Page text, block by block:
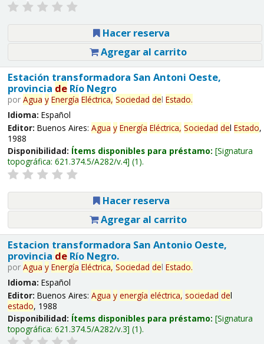
Hacer reserva
Agregar al carrito
Estación transformadora San Antoni Oeste,
provincia deRío Negro
por Agua y Energía Eléctrica, Sociedad del Estado.
Idioma: Español
Editor: Buenos Aires: Agua y Energía Eléctrica, Sociedad del Estado,
1988
Disponibilidad: Ítems disponibles para préstamo: Signatura
topográfica: 621.374.5/A282/v.4 (1).
Hacer reserva
Agregar al carrito
Estacion transformadora San Antonio Oeste,
provincia deRío Negro.
por Agua y Energía Eléctrica, Sociedad del Estado.
Idioma: Español
Editor: Buenos Aires: Agua y energía eléctrica, sociedad del
estado, 1988
Disponibilidad: Ítems disponibles para préstamo: Signatura
topográfica: 621.374.5/A282/v.3 (1).